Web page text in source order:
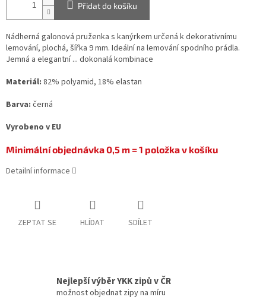
Přidat do košíku
Nádherná galonová pruženka s kanýrkem určená k dekorativnímu
lemování, plochá, šířka 9 mm. Ideální na lemování spodního prádla.
Jemná a elegantní ... dokonalá kombinace
Materiál: 82% polyamid, 18% elastan
Barva: černá
Vyrobeno v EU
Minimální objednávka 0,5 m = 1 položka v košíku
Detailní informace
ZEPTAT SE HLÍDAT SDÍLET
Nejlepší výběr YKK zipů v ČR
možnost objednat zipy na míru